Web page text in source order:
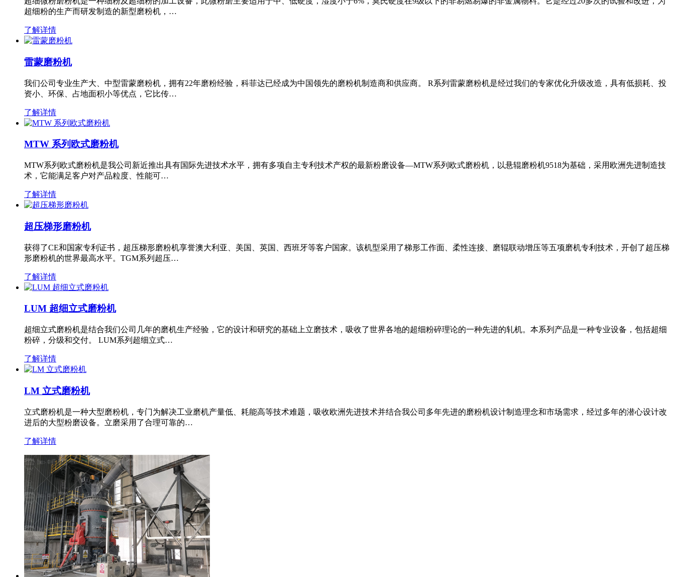
超细粉的生产而研发制造的新型磨粉机，…
了解详情
雷蒙磨粉机
我们公司专业生产大、中型雷蒙磨粉机，拥有22年磨粉经验，科菲达已经成为中国领先的磨粉机制造商和供应商。 R系列雷蒙磨粉机是经过我们的专家优化升级改造，具有低损耗、投
资小、环保、占地面积小等优点，它比传…
了解详情
MTW 系列欧式磨粉机
MTW系列欧式磨粉机是我公司新近推出具有国际先进技术水平，拥有多项自主专利技术产权的最新粉磨设备—MTW系列欧式磨粉机，以悬辊磨粉机9518为基础，采用欧洲先进制造技
术，它能满足客户对产品粒度、性能可…
了解详情
超压梯形磨粉机
获得了CE和国家专利证书，超压梯形磨粉机享誉澳大利亚、美国、英国、西班牙等客户国家。该机型采用了梯形工作面、柔性连接、磨辊联动增压等五项磨机专利技术，开创了超压梯
形磨粉机的世界最高水平。TGM系列超压…
了解详情
LUM 超细立式磨粉机
超细立式磨粉机是结合我们公司几年的磨机生产经验，它的设计和研究的基础上立磨技术，吸收了世界各地的超细粉碎理论的一种先进的轧机。本系列产品是一种专业设备，包括超细
粉碎，分级和交付。 LUM系列超细立式…
了解详情
LM 立式磨粉机
立式磨粉机是一种大型磨粉机，专门为解决工业磨机产量低、耗能高等技术难题，吸收欧洲先进技术并结合我公司多年先进的磨粉机设计制造理念和市场需求，经过多年的潜心设计改
进后的大型粉磨设备。立磨采用了合理可靠的…
了解详情